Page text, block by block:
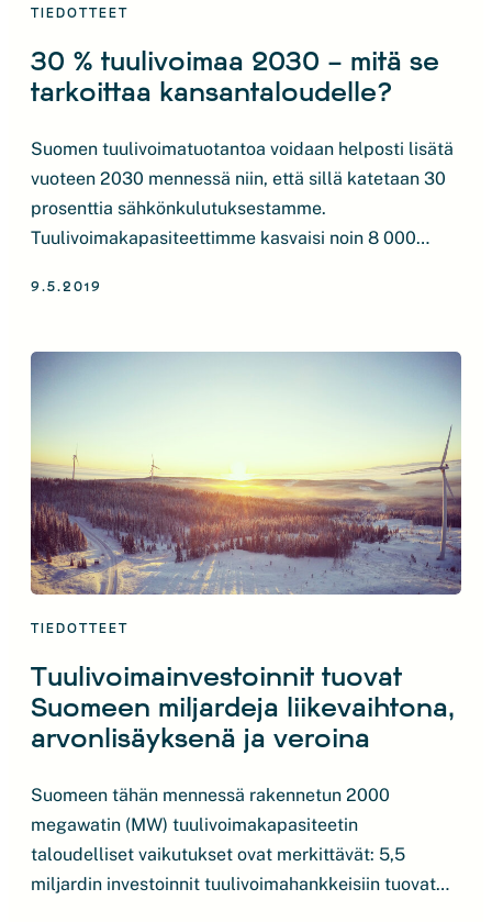
TIEDOTTEET
30 % tuulivoimaa 2030 – mitä se
tarkoittaa kansantaloudelle?
Suomen tuulivoimatuotantoa voidaan helposti lisätä
vuoteen 2030 mennessä niin, että sillä katetaan 30
prosenttia sähkönkulutuksestamme.
Tuulivoimakapasiteettimme kasvaisi noin 8 000
prosentin tavoitteen saavuttaminen toisi Suomeen
työpaikkoja sekä verotuloja ja liikevaihtoa yrityksille.
rakennusvalmiita tuulivoimahankkeita, joiden
toteutuessa tuulisähkön 30 […]
9.5.2019
TIEDOTTEET
Tuulivoimainvestoinnit tuovat
Suomeen miljardeja liikevaihtona,
arvonlisäyksenä ja veroina
Suomeen tähän mennessä rakennetun 2000
megawatin (MW) tuulivoimakapasiteetin
taloudelliset vaikutukset ovat merkittävät: 5,5
miljardin investoinnit tuulivoimahankkeisiin tuovat